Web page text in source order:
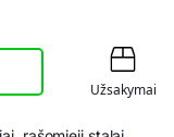
Užsakymai